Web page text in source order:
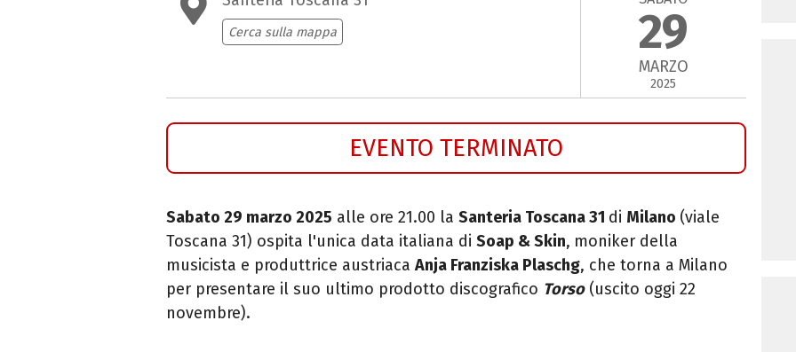
Cerca sulla mappa 29
MARZO
2025
EVENTO TERMINATO
Sabato 29 marzo 2025 alle ore 21.00 la Santeria Toscana 31 di Milano (viale
Toscana 31) ospita l'unica data italiana di Soap &Skin, moniker della
musicista e produttrice austriaca Anja Franziska Plaschg, che torna a Milano
per presentare il suo ultimo prodotto discografico Torso (uscito oggi 22
novembre).